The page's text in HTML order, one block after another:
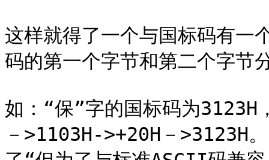
这样就得了一个与国标码有一
码的第一个字节和第二个字节
如：“保”字的国标码为3123H
－>1103H->+20H－>3123H